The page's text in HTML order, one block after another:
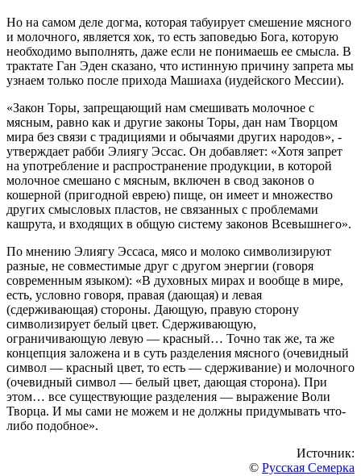
Но на самом деле догма, которая табуирует смешение мясного
и молочного, является хок, то есть заповедью Бога, которую
необходимо выполнять, даже если не понимаешь ее смысла. В
трактате Ган Эден сказано, что истинную причину запрета мы
узнаем только после прихода Машиаха (иудейского Мессии).
«Закон Торы, запрещающий нам смешивать молочное с
мясным, равно как и другие законы Торы, дан нам Творцом
мира без связи с традициями и обычаями других народов», -
утверждает рабби Элиягу Эссас. Он добавляет: «Хотя запрет
на употребление и распространение продукции, в которой
молочное смешано с мясным, включен в свод законов о
кошерной (пригодной еврею) пище, он имеет и множество
других смысловых пластов, не связанных с проблемами
кашрута, и входящих в общую систему законов Всевышнего».
По мнению Элиягу Эссаса, мясо и молоко символизируют
разные, не совместимые друг с другом энергии (говоря
современным языком): «В духовных мирах и вообще в мире,
есть, условно говоря, правая (дающая) и левая
(сдерживающая) стороны. Дающую, правую сторону
символизирует белый цвет. Сдерживающую,
ограничивающую левую — красный… Точно так же, та же
концепция заложена и в суть разделения мясного (очевидный
символ — красный цвет, то есть — сдерживание) и молочного
(очевидный символ — белый цвет, дающая сторона). При
этом… все существующие разделения — выражение Воли
Творца. И мы сами не можем и не должны придумывать что-
либо подобное».
Источник:
© Русская Семерка